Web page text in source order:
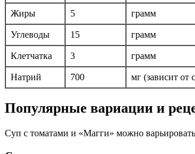
Жиры 5 грамм
Углеводы 15 грамм
Клетчатка 3 грамм
Натрий 700 мг (зависит от
Популярные вариации и
Суп с томатами и «Магги» можно